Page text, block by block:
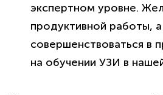
экспертном уровне.
продуктивной работы,
совершенствоваться в
на обучении УЗИ в